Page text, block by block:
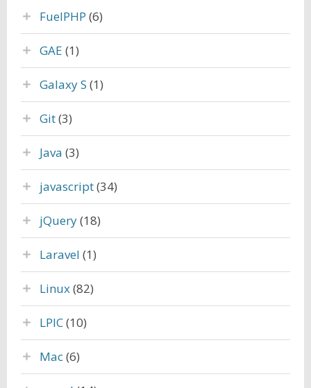
FuelPHP (6)
GAE (1)
Galaxy S (1)
Git(3)
Java (3)
javascript(34)
jQuery(18)
Laravel (1)
Linux(82)
LPIC(10)
Mac(6)